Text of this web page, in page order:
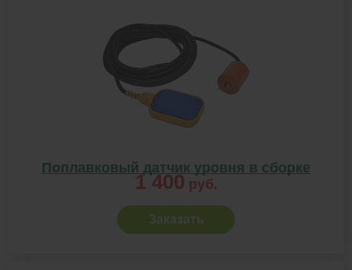
Поплавковый датчик уровня в сборке
1 400 руб.
Заказать